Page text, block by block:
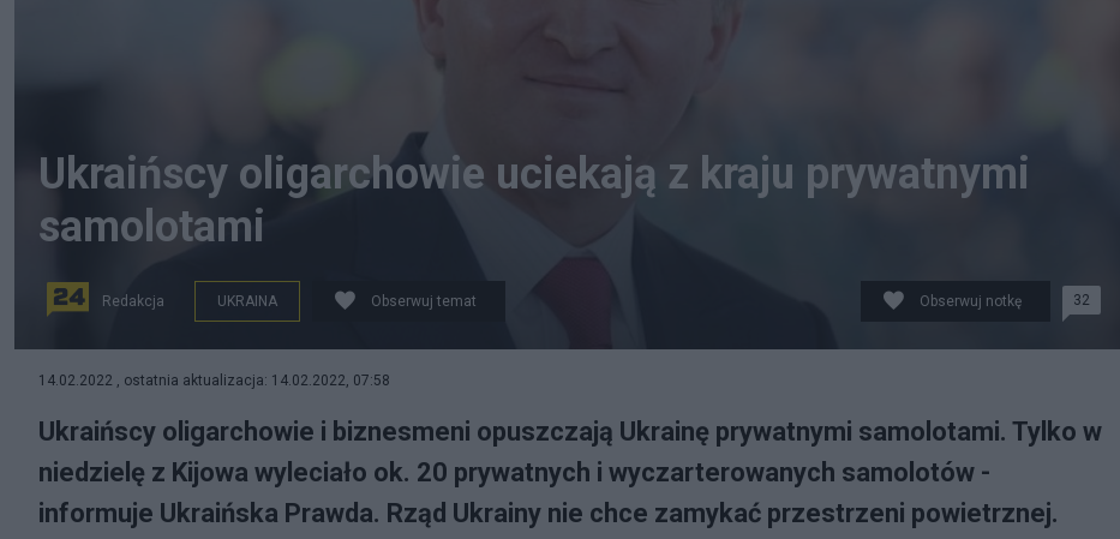
Ukraińscy oligarchowie uciekają z kraju prywatnymi
samolotami
Redakcja UKRAINA Obserwuj temat Obserwuj notkę 32
14.02.2022 , ostatnia aktualizacja: 14.02.2022, 07:58
Ukraińscy oligarchowie i biznesmeni opuszczają Ukrainę prywatnymi samolotami. Tylko w
niedzielę z Kijowa wyleciało ok. 20 prywatnych i wyczarterowanych samolotów -
informuje Ukraińska Prawda. Rząd Ukrainy nie chce zamykać przestrzeni powietrznej.